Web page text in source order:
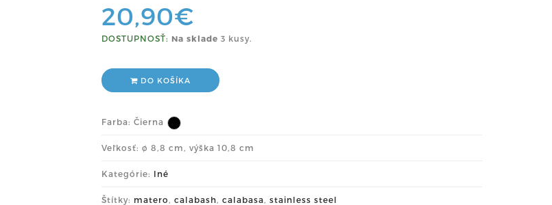
20,90€
DOSTUPNOSŤ: Na sklade 3 kusy.
DO KOŠÍKA
Farba: Čierna
Veľkosť: ø 8,8 cm, výška 10,8 cm
Kategórie: Iné
Štítky: matero , calabash, calabasa, stainless steel